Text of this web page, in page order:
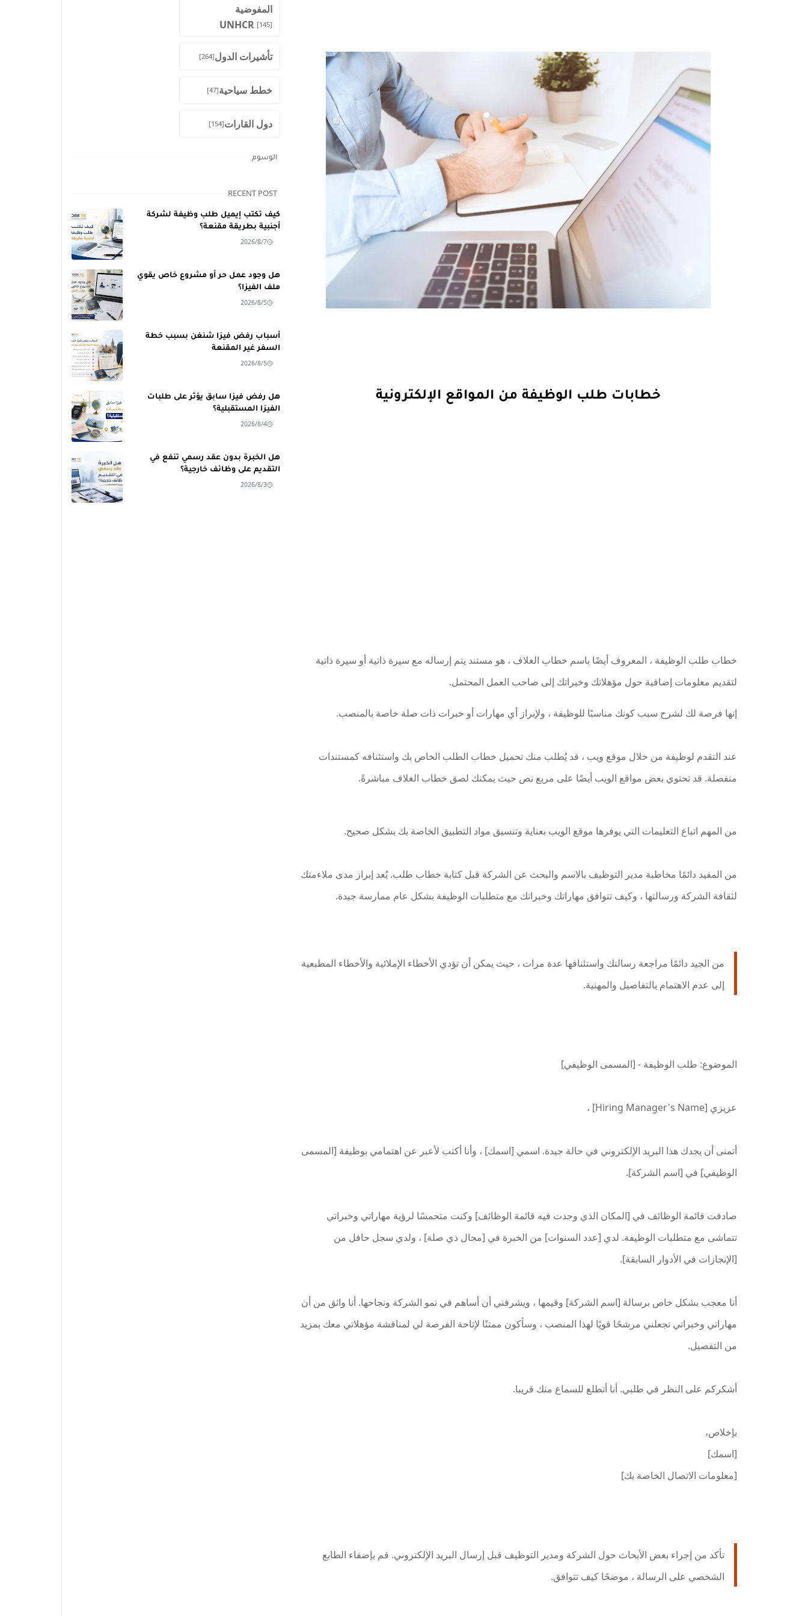
خطابات طلب الوظيفة من المواقع الإلكترونية
خطاب طلب الوظيفة ، المعروف أيضًا باسم خطاب الغلاف ، هو مستند يتم إرساله مع سيرة ذاتية أو سيرة ذاتية
لتقديم معلومات إضافية حول مؤهلاتك وخبراتك إلى صاحب العمل المحتمل.
إنها فرصة لك لشرح سبب كونك مناسبًا للوظيفة ، ولإبراز أي مهارات أو خبرات ذات صلة خاصة بالمنصب.
عند التقدم لوظيفة من خلال موقع ويب ، قد يُطلب منك تحميل خطاب الطلب الخاص بك واستئنافه كمستندات
منفصلة. قد تحتوي بعض مواقع الويب أيضًا على مربع نص حيث يمكنك لصق خطاب الغلاف مباشرةً.
من المهم اتباع التعليمات التي يوفرها موقع الويب بعناية وتنسيق مواد التطبيق الخاصة بك بشكل صحيح.
من المفيد دائمًا مخاطبة مدير التوظيف بالاسم والبحث عن الشركة قبل كتابة خطاب طلب. يُعد إبراز مدى ملاءمتك
لثقافة الشركة ورسالتها ، وكيف تتوافق مهاراتك وخبراتك مع متطلبات الوظيفة بشكل عام ممارسة جيدة.
من الجيد دائمًا مراجعة رسالتك واستئنافها عدة مرات ، حيث يمكن أن تؤدي الأخطاء الإملائية والأخطاء المطبعية
إلى عدم الاهتمام بالتفاصيل والمهنية.
الموضوع: طلب الوظيفة - [المسمى الوظيفي]
عزيزي [Hiring Manager's Name] ،
أتمنى أن يجدك هذا البريد الإلكتروني في حالة جيدة. اسمي [اسمك] ، وأنا أكتب لأعبر عن اهتمامي بوظيفة [المسمى
الوظيفي] في [اسم الشركة].
صادفت قائمة الوظائف في [المكان الذي وجدت فيه قائمة الوظائف] وكنت متحمسًا لرؤية مهاراتي وخبراتي
تتماشى مع متطلبات الوظيفة. لدي [عدد السنوات] من الخبرة في [مجال ذي صلة] ، ولدي سجل حافل من
[الإنجازات في الأدوار السابقة].
أنا معجب بشكل خاص برسالة [اسم الشركة] وقيمها ، ويشرفني أن أساهم في نمو الشركة ونجاحها. أنا واثق من أن
مهاراتي وخبراتي تجعلني مرشحًا قويًا لهذا المنصب ، وسأكون ممتنًا لإتاحة الفرصة لي لمناقشة مؤهلاتي معك بمزيد
من التفصيل.
أشكركم على النظر في طلبي. أنا أتطلع للسماع منك قريبا.
بإخلاص،
[اسمك]
[معلومات الاتصال الخاصة بك]
تأكد من إجراء بعض الأبحاث حول الشركة ومدير التوظيف قبل إرسال البريد الإلكتروني. قم بإضفاء الطابع
الشخصي على الرسالة ، موضحًا كيف تتوافق.
المفوضية
UNHCR [145]
تأشيرات الدول[264]
خطط سياحية[47]
دول القارات[154]
الوسوم
RECENT POST
كيف تكتب إيميل طلب وظيفة لشركة
أجنبية بطريقة مقنعة؟
2026/8/7
هل وجود عمل حر أو مشروع خاص يقوي
ملف الفيزا؟
2026/8/5
أسباب رفض فيزا شنغن بسبب خطة
السفر غير المقنعة
2026/8/5
هل رفض فيزا سابق يؤثر على طلبات
الفيزا المستقبلية؟
2026/8/4
هل الخبرة بدون عقد رسمي تنفع في
التقديم على وظائف خارجية؟
2026/8/3